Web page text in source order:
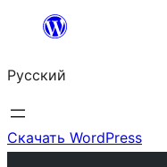
Перейти
содержимому
Русский
Скачать WordPress